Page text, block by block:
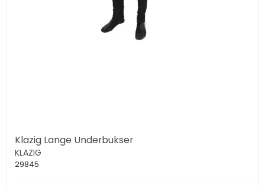
Klazig Lange Underbukser
KLAZIG
29845